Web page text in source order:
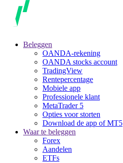
Beleggen
OANDA-rekening
OANDA stocks account
TradingView
Rentepercentage
Mobiele app
Professionele klant
MetaTrader 5
Opties voor storten
Download de app of MT5
Waar te beleggen
Forex
Aandelen
ETFs